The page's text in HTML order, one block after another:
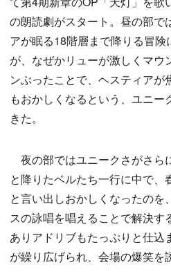
の朗読劇がスタート。昼の部で
アが眠る18階層まで降りる冒
が、なぜかリューが激しくマウ
ンぶったことで、ヘスティアが
もおかしくなるという、ユニ
きた。
夜の部ではユニークさがさら
と降りたベルたち一行に中で、
と言い出しおかしくなったのを
スの詠唱を唱えることで解決す
ありアドリブもたっぷりと仕込
が繰り広げられ、会場の爆笑を